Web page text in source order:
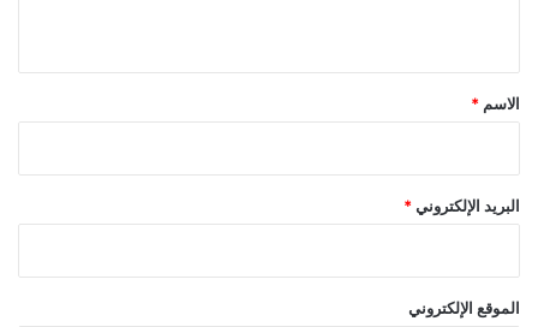
*
الاسم *
البريد الإلكتروني *
الموقع الإلكتروني